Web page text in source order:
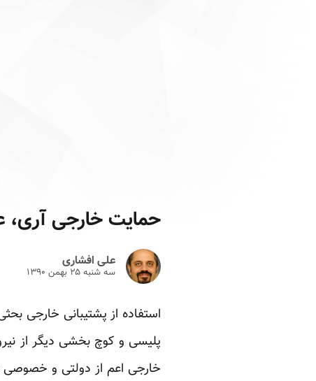
حمایت خارجی آری،
علی افشاری
سه شنبه ۲۵ بهمن ۱۳۹۰
استفاده از پشتیبانی خارجی
پلیسی و کوچ بخشی دیگر از
خارجی اعم از دولتی و خصوصی